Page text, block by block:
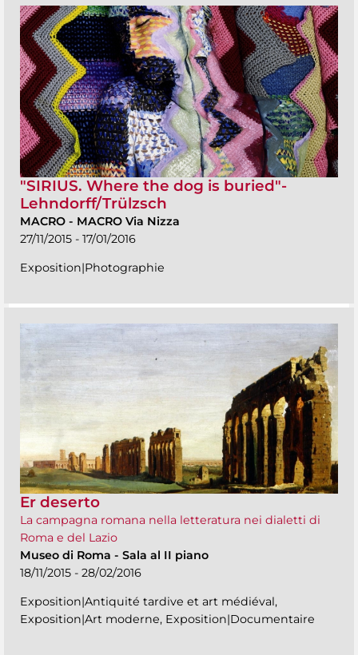
"SIRIUS. Where the dog is buried"-
Lehndorff/Trülzsch
MACRO - MACRO Via Nizza
27/11/2015 - 17/01/2016
Exposition|Photographie
Er deserto
La campagna romana nella letteratura nei dialetti di
Roma e del Lazio
Museo di Roma - Sala al II piano
18/11/2015 - 28/02/2016
Exposition|Antiquité tardive et art médiéval,
Exposition|Art moderne, Exposition|Documentaire